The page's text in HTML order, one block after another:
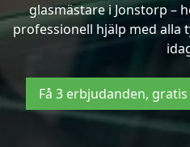
glasmästare i Jonstorp –
professionell hjälp med alla
Få 3 erbjudanden,